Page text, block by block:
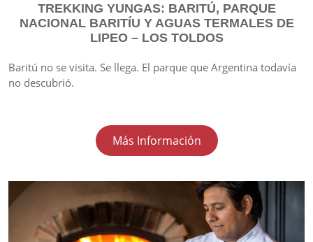
TREKKING YUNGAS: BARITÚ, PARQUE
NACIONAL BARITÍU Y AGUAS TERMALES DE
LIPEO – LOS TOLDOS
Baritú no se visita. Se llega. El parque que Argentina todavía
no descubrió.
Más Información